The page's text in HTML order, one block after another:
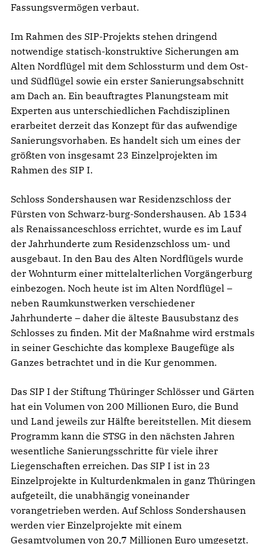
Fassungsvermögen verbaut.
Im Rahmen des SIP-Projekts stehen dringend
notwendige statisch-konstruktive Sicherungen am
Alten Nordflügel mit dem Schlossturm und dem Ost-
und Südflügel sowie ein erster Sanierungsabschnitt
am Dach an. Ein beauftragtes Planungsteam mit
Experten aus unterschiedlichen Fachdisziplinen
erarbeitet derzeit das Konzept für das aufwendige
Sanierungsvorhaben. Es handelt sich um eines der
größten von insgesamt 23 Einzelprojekten im
Rahmen des SIP I.
Schloss Sondershausen war Residenzschloss der
Fürsten von Schwarz-burg-Sondershausen. Ab 1534
als Renaissanceschloss errichtet, wurde es im Lauf
der Jahrhunderte zum Residenzschloss um- und
ausgebaut. In den Bau des Alten Nordflügels wurde
der Wohnturm einer mittelalterlichen Vorgängerburg
einbezogen. Noch heute ist im Alten Nordflügel –
neben Raumkunstwerken verschiedener
Jahrhunderte – daher die älteste Bausubstanz des
Schlosses zu finden. Mit der Maßnahme wird erstmals
in seiner Geschichte das komplexe Baugefüge als
Ganzes betrachtet und in die Kur genommen.
Das SIP I der Stiftung Thüringer Schlösser und Gärten
hat ein Volumen von 200 Millionen Euro, die Bund
und Land jeweils zur Hälfte bereitstellen. Mit diesem
Programm kann die STSG in den nächsten Jahren
wesentliche Sanierungsschritte für viele ihrer
Liegenschaften erreichen. Das SIP I ist in 23
Einzelprojekte in Kulturdenkmalen in ganz Thüringen
aufgeteilt, die unabhängig voneinander
vorangetrieben werden. Auf Schloss Sondershausen
werden vier Einzelprojekte mit einem
Gesamtvolumen von 20,7 Millionen Euro umgesetzt.